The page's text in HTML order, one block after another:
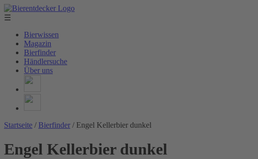
☰
Bierwissen
Magazin
Bierfinder
Händlersuche
Über uns
Startseite / Bierfinder / Engel Kellerbier dunkel
Engel Kellerbier dunkel